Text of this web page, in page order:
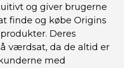
og giver brugerne
finde og købe Origins
Deres
værdsat, da de altid er
med